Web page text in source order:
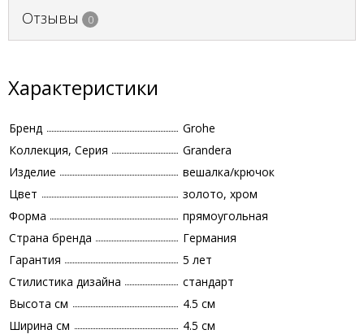
Отзывы 0
Характеристики
Бренд
Grohe
Коллекция, Серия
Grandera
Изделие
вешалка/крючок
Цвет
золото, хром
Форма
прямоугольная
Страна бренда
Германия
Гарантия
5 лет
Стилистика дизайна
стандарт
Высота см
4.5 см
Ширина см
4.5 см